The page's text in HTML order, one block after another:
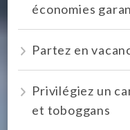
économies
Partez en
Privilégiez un
et toboggans